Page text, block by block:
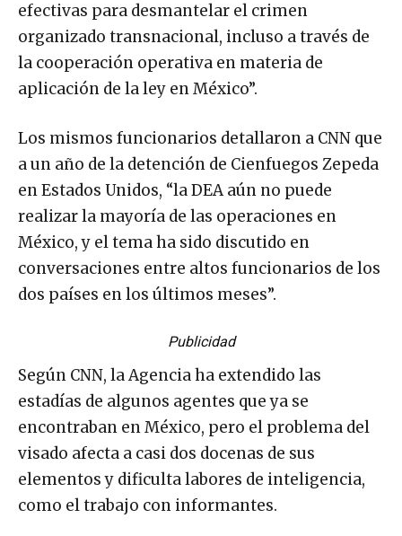
efectivas para desmantelar el crimen
organizado transnacional, incluso a través de
la cooperación operativa en materia de
aplicación de la ley en México”.
Los mismos funcionarios detallaron a CNN que
a un año de la detención de Cienfuegos Zepeda
en Estados Unidos, “la DEA aún no puede
realizar la mayoría de las operaciones en
México, y el tema ha sido discutido en
conversaciones entre altos funcionarios de los
dos países en los últimos meses”.
Publicidad
Según CNN, la Agencia ha extendido las
estadías de algunos agentes que ya se
encontraban en México, pero el problema del
visado afecta a casi dos docenas de sus
elementos y dificulta labores de inteligencia,
como el trabajo con informantes.